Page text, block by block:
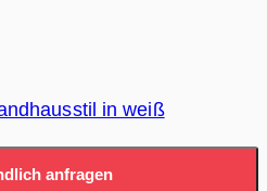
in weiß
anfragen